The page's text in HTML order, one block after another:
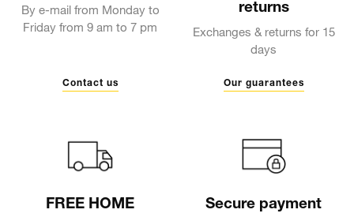
By e-mail from Monday to
Friday from 9 am to 7 pm
Contact us
returns
Exchanges & returns for 15
days
Our guarantees
FREE HOME
Secure payment